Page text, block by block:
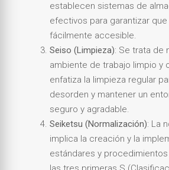
establecen sistemas de
efectivos para garantizar
fácilmente accesible.
Seiso (Limpieza): Se trata de
ambiente de trabajo limpio y
enfatiza la limpieza regular
desorden y mantener un
seguro y agradable.
Seiketsu (Normalización): La
implica la creación y la
estándares y